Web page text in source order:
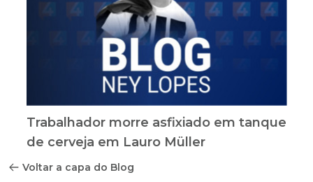
Trabalhador morre asfixiado em tanque
de cerveja em Lauro Müller
Voltar a capa do Blog